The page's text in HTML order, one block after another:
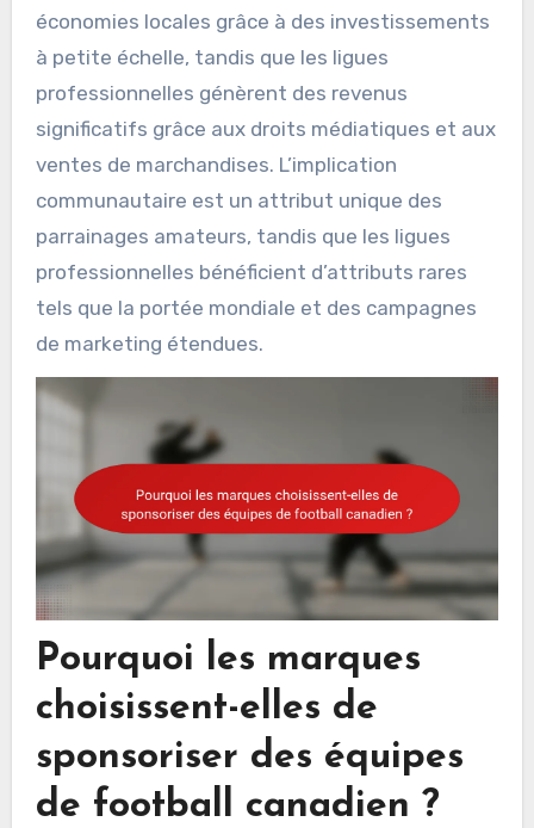
économies locales grâce à des investissements
à petite échelle, tandis que les ligues
professionnelles génèrent des revenus
significatifs grâce aux droits médiatiques et aux
ventes de marchandises. L’implication
communautaire est un attribut unique des
parrainages amateurs, tandis que les ligues
professionnelles bénéficient d’attributs rares
tels que la portée mondiale et des campagnes
de marketing étendues.
Pourquoi les marques
choisissent-elles de
sponsoriser des équipes
de football canadien ?